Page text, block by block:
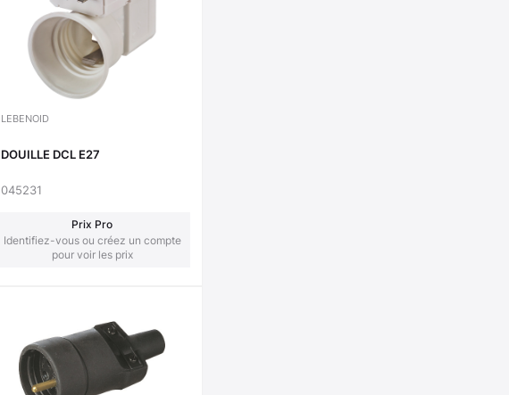
LEBENOID
DOUILLE DCL E27
045231
Prix Pro
Identifiez-vous ou créez un compte
pour voir les prix